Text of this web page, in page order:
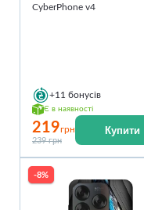
CyberPhone v4
+11 бонусів
Є в наявності
219грн
239 грн
Купити
-8%